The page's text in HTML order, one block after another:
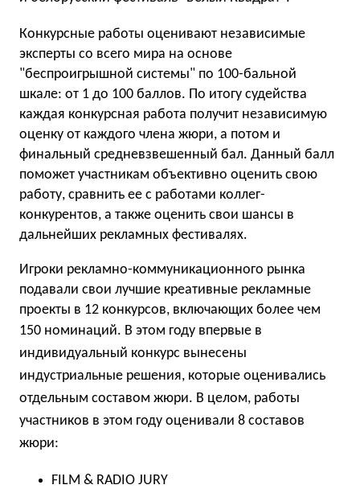
Конкурсные работы оценивают независимые
эксперты со всего мира на основе
"беспроигрышной системы" по 100-бальной
шкале: от 1 до 100 баллов. По итогу судейства
каждая конкурсная работа получит независимую
оценку от каждого члена жюри, а потом и
финальный средневзвешенный бал. Данный балл
поможет участникам объективно оценить свою
работу, сравнить ее с работами коллег-
конкурентов, а также оценить свои шансы в
дальнейших рекламных фестивалях.
Игроки рекламно-коммуникационного рынка
подавали свои лучшие креативные рекламные
проекты в 12 конкурсов, включающих более чем
150 номинаций. В этом году впервые в
индивидуальный конкурс вынесены
индустриальные решения, которые оценивались
отдельным составом жюри. В целом, работы
участников в этом году оценивали 8 составов
жюри:
FILM & RADIO JURY